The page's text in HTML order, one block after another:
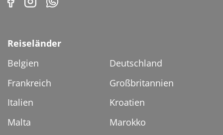
Reiseländer
Belgien
Deutschland
Frankreich
Großbritannien
Italien
Kroatien
Malta
Marokko